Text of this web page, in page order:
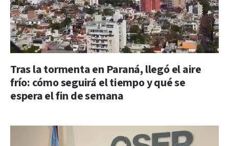
Tras la tormenta en Paraná, llegó el aire
frío: cómo seguirá el tiempo y qué se
espera el fin de semana